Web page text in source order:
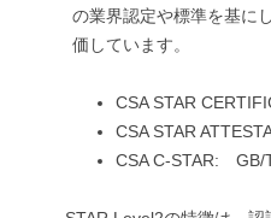
の業界認定や標準を基に
価しています。
CSA STAR
CSA STAR
CSA C-STAR: GB/